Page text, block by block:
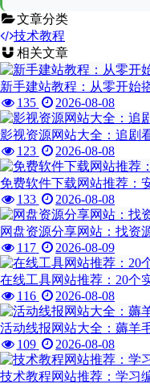
文章分类
技术教程
相关文章
新手建站教程：从零开始
135
2026-08-08
影视资源网站大全：追剧
123
2026-08-08
免费软件下载网站推荐：
133
2026-08-08
网盘资源分享网站：找资
117
2026-08-09
在线工具网站推荐：20个
116
2026-08-08
活动线报网站大全：薅羊
109
2026-08-08
技术教程网站推荐：学习